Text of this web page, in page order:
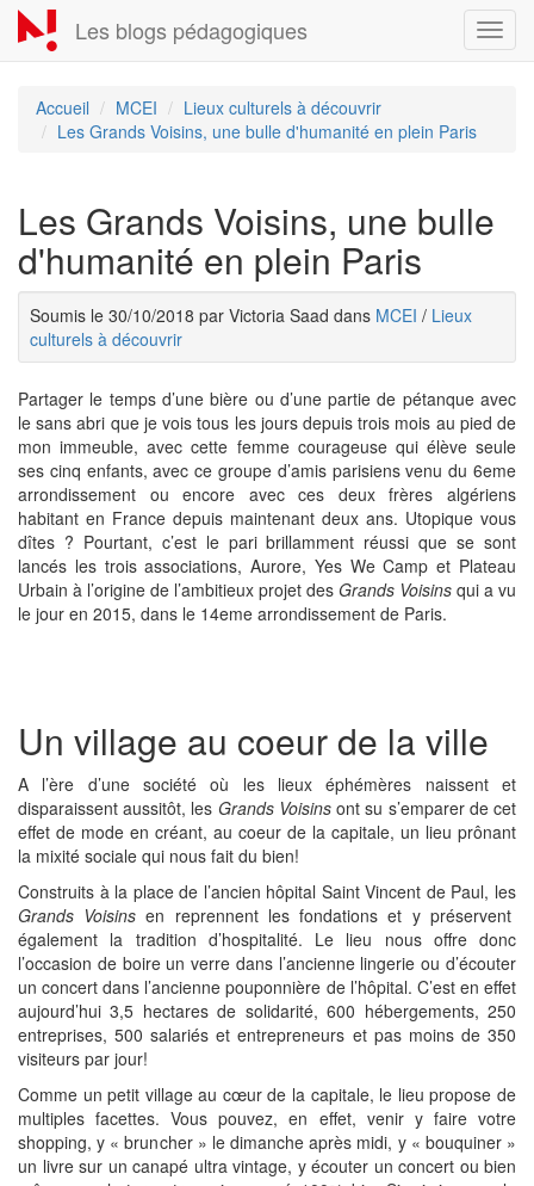
Aller
au
contenu
Les blogs pédagogiques
Accueil MCEI
Lieux culturels à découvrir
Les Grands Voisins, une bulle d'humanité en plein Paris
Les Grands Voisins, une bulle
d'humanité en plein Paris
Soumis le 30/10/2018 par Victoria Saad dans MCEI / Lieux
culturels à découvrir
Partager le temps d’une bière ou d’une partie de pétanque avec
le sans abri que je vois tous les jours depuis trois mois au pied de
mon immeuble, avec cette femme courageuse qui élève seule
ses cinq enfants, avec ce groupe d’amis parisiens venu du 6eme
arrondissement ou encore avec ces deux frères algériens
habitant en France depuis maintenant deux ans. Utopique vous
dîtes ? Pourtant, c’est le pari brillamment réussi que se sont
lancés les trois associations, Aurore, Yes We Camp et Plateau
Urbain à l’origine de l’ambitieux projet des Grands Voisins qui a vu
le jour en 2015, dans le 14eme arrondissement de Paris.
Un village au coeur de la ville
A l’ère d’une société où les lieux éphémères naissent et
disparaissent aussitôt, les Grands Voisinsont su s’emparer de cet
effet de mode en créant, au coeur de la capitale, un lieu prônant
la mixité sociale qui nous fait du bien!
Construits à la place de l’ancien hôpital Saint Vincent de Paul, les
Grands Voisinsen reprennent les fondations et y préservent
également la tradition d’hospitalité. Le lieu nous offre donc
l’occasion de boire un verre dans l’ancienne lingerie ou d’écouter
un concert dans l’ancienne pouponnière de l’hôpital. C’est en effet
aujourd’hui 3,5 hectares de solidarité, 600 hébergements, 250
entreprises, 500 salariés et entrepreneurs et pas moins de 350
visiteurs par jour!
Comme un petit village au cœur de la capitale, le lieu propose de
multiples facettes. Vous pouvez, en effet, venir y faire votre
shopping, y « bruncher » le dimanche après midi, y « bouquiner »
un livre sur un canapé ultra vintage, y écouter un concert ou bien